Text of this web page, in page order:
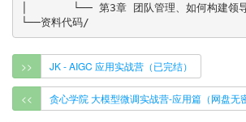
│       └── 第3章 团队管理、如何构建领
>> JK - AIGC 应用实战营（已完结）
<< 贪心学院 大模型微调实战营-应用篇（网盘无